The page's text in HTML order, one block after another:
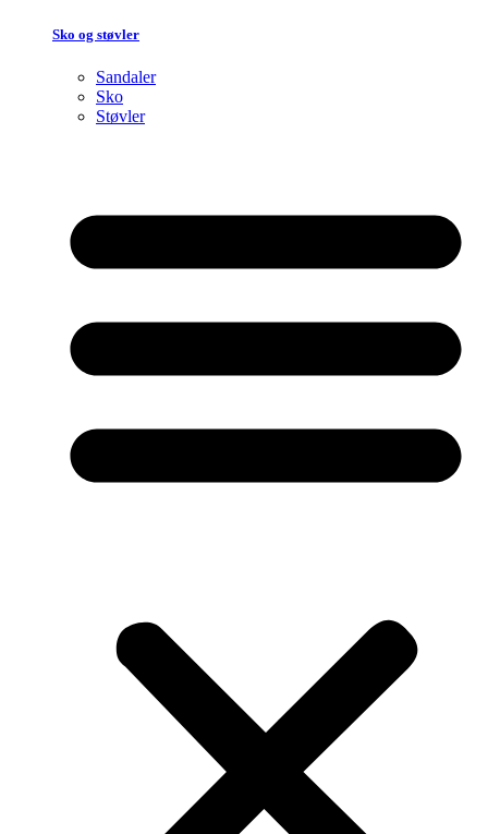
Sko og støvler
Sandaler
Sko
Støvler